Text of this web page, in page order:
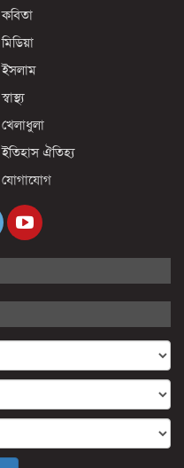
কবিতা
মিডিয়া
ইসলাম
স্বাস্থ্য
খেলাধুলা
ইতিহাস ঐতিহ্য
যোগাযোগ